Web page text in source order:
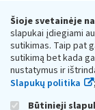
Šioje svetainėje
slapukai įdiegiami
sutikimas. Taip pat
sutikimą bet kada
nustatymus ir
Slapukų politika
;
Būtinieji
Respublikos
Biudžetinė
adresas: Vasario
vmi@vmi.lt, E.
Duomenys apie
Respublikos